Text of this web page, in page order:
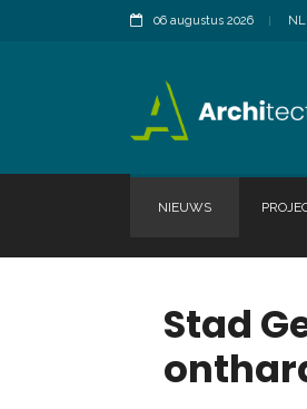
06 augustus 2026 NL
NIEUWS
Stad